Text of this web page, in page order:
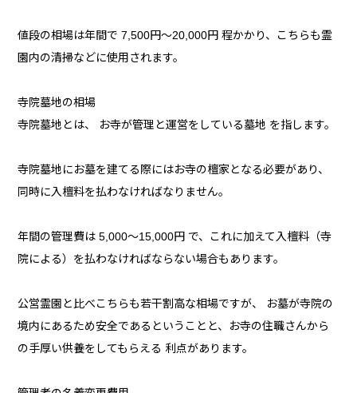
値段の相場は年間で 7,500円～20,000円 程かかり、こちらも霊
園内の清掃などに使用されます。
寺院墓地の相場
寺院墓地とは、 お寺が管理と運営をしている墓地 を指します。
寺院墓地にお墓を建てる際にはお寺の檀家となる必要があり、
同時に入檀料を払わなければなりません。
年間の管理費は 5,000～15,000円 で、これに加えて入檀料（寺
院による）を払わなければならない場合もあります。
公営霊園と比べこちらも若干割高な相場ですが、 お墓が寺院の
境内にあるため安全であるということと、お寺の住職さんから
の手厚い供養をしてもらえる 利点があります。